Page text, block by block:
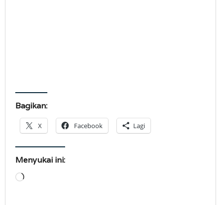
Bagikan:
X Facebook Lagi
Menyukai ini:
Memuat...